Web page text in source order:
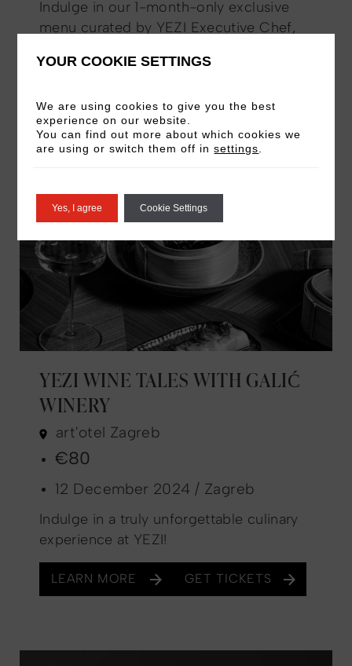
Indulge in our 1-month-only exclusive
menu curated by YEZI Executive Chef,
YEZI WINE TALES WITH GALIĆ
WINERY
art'otel Zagreb
€80
12 December 2024 / Zagreb
Indulge in a truly unforgettable culinary
experience at YEZI!
LEARN MORE GET TICKETS
YOUR COOKIE SETTINGS
We are using cookies to give you the best
experience on our website.
You can find out more about which cookies we
are using or switch them off insettings
Yes, I agree Cookie Settings